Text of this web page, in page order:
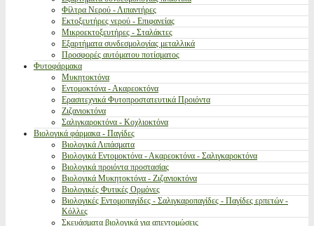
Φίλτρα Νερού - Λιπαντήρες
Εκτοξευτήρες νερού - Επιφανείας
Μικροεκτοξευτήρες - Σταλάκτες
Εξαρτήματα συνδεσμολογίας μεταλλικά
Προσφορές αυτόματου ποτίσματος
Φυτοφάρμακα
Μυκητοκτόνα
Εντομοκτόνα - Ακαρεοκτόνα
Ερασιτεχνικά Φυτοπροστατευτικά Προιόντα
Ζιζανιοκτόνα
Σαλιγκαροκτόνα - Κοχλιοκτόνα
Βιολογικά φάρμακα - Παγίδες
Βιολογικά Λιπάσματα
Βιολογικά Εντομοκτόνα - Ακαρεοκτόνα - Σαλιγκαροκτόνα
Βιολογικά προιόντα προστασίας
Βιολογικά Μυκητοκτόνα - Ζιζανιοκτόνα
Βιολογικές Φυτικές Ορμόνες
Βιολογικές Εντομοπαγίδες - Σαλιγκαροπαγίδες - Παγίδες ερπετών -
Κόλλες
Σκευάσματα βιολογικά για απεντομώσεις